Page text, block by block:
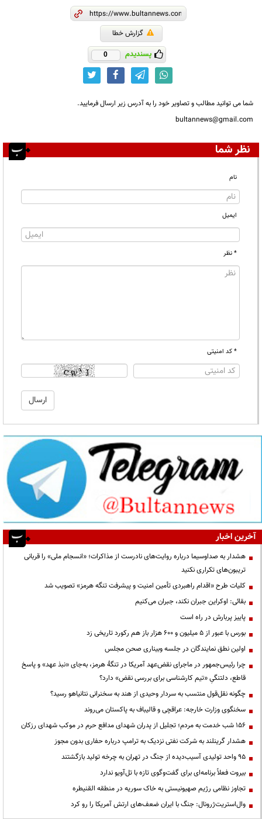
گزارش خطا
پسندیدم 0
شما می توانید مطالب و تصاویر خود را به آدرس زیر ارسال فرمایید.
bultannews@gmail.com
نظر شما
نام
ایمیل
* نظر
* کد امنیتی
آخرین اخبار
هشدار به صداوسیما درباره روایت‌های نادرست از مذاکرات؛ «انسجام ملی» را قربانی
تریبون‌های تکراری نکنید
کلیات طرح «اقدام راهبردی تأمین امنیت و پیشرفت تنگه هرمز» تصویب شد
بقائی: اوکراین جبران نکند، جبران می‌کنیم
پاییز پربارش در راه است
بورس با عبور از ۵ میلیون و ۶۰۰ هزار باز هم رکورد تاریخی زد
اولین نطق نمایندگان در جلسه وبیناری صحن مجلس
چرا رئیس‌جمهور در ماجرای نقض‌عهد آمریکا در تنگهٔ هرمز، به‌جای «نبذ عهد» و پاسخ
قاطع، دلتنگیِ «تیم کارشناسی برای بررسی نقض» دارد؟
چگونه نقل‌قول منتسب به سردار وحیدی از هند به سخنرانی نتانیاهو رسید؟
سخنگوی وزارت خارجه: عراقچی و قالیباف به پاکستان می‌روند
۱۵۶ شب خدمت به مردم؛ تجلیل از پدران شهدای مدافع حرم در موکب شهدای رزکان
هشدار گرینلند به شرکت نفتی نزدیک به ترامپ درباره حفاری بدون مجوز
95 واحد تولیدی آسیب‌دیده از جنگ در تهران به چرخه تولید بازگشتند
بیروت فعلاً برنامه‌ای برای گفت‌وگوی تازه با تل‌آویو ندارد
تجاوز نظامی رژیم صهیونیستی به خاک سوریه در منطقه القنیطره
وال‌استریت‌ژرونال: جنگ با ایران ضعف‌های ارتش آمریکا را رو کرد